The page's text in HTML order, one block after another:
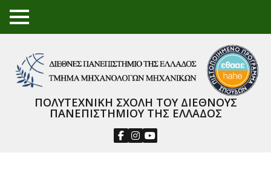
TO
GGL
NU
ΠΟΛΥΤΕΧΝΙΚΗ ΣΧΟΛΗ ΤΟΥ ΔΙΕΘΝΟΥΣ
ΠΑΝΕΠΙΣΤΗΜΙΟΥ ΤΗΣ ΕΛΛΑΔΟΣ